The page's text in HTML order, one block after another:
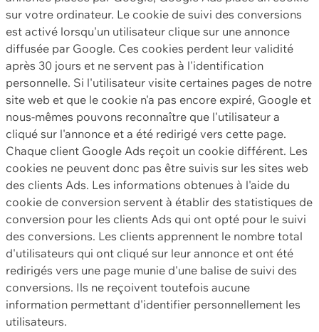
sur votre ordinateur. Le cookie de suivi des conversions
est activé lorsqu'un utilisateur clique sur une annonce
diffusée par Google. Ces cookies perdent leur validité
après 30 jours et ne servent pas à l'identification
personnelle. Si l'utilisateur visite certaines pages de notre
site web et que le cookie n'a pas encore expiré, Google et
nous-mêmes pouvons reconnaître que l'utilisateur a
cliqué sur l'annonce et a été redirigé vers cette page.
Chaque client Google Ads reçoit un cookie différent. Les
cookies ne peuvent donc pas être suivis sur les sites web
des clients Ads. Les informations obtenues à l'aide du
cookie de conversion servent à établir des statistiques de
conversion pour les clients Ads qui ont opté pour le suivi
des conversions. Les clients apprennent le nombre total
d'utilisateurs qui ont cliqué sur leur annonce et ont été
redirigés vers une page munie d'une balise de suivi des
conversions. Ils ne reçoivent toutefois aucune
information permettant d'identifier personnellement les
utilisateurs.